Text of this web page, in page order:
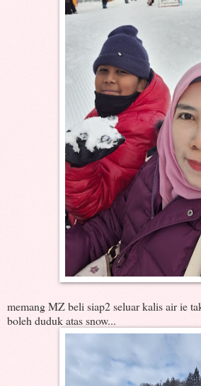
memang MZ beli siap2 seluar kalis air ie
boleh duduk atas snow...